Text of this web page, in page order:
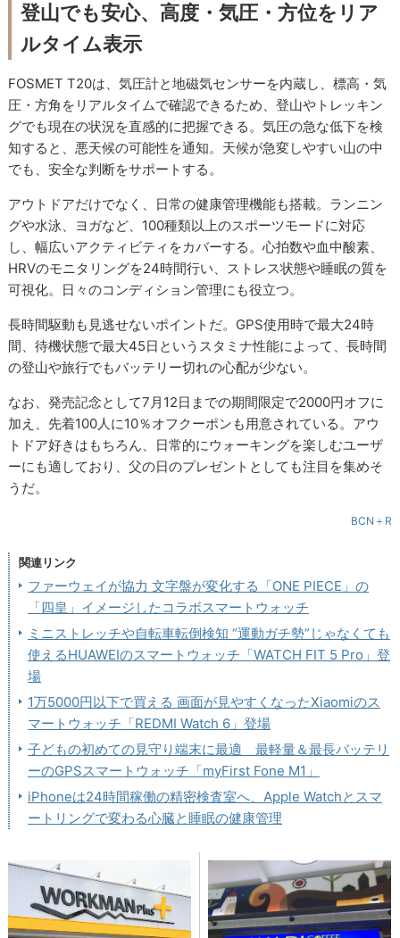
登山でも安心、高度・気圧・方位をリア
ルタイム表示
FOSMET T20は、気圧計と地磁気センサーを内蔵し、標高・気
圧・方角をリアルタイムで確認できるため、登山やトレッキン
グでも現在の状況を直感的に把握できる。気圧の急な低下を検
知すると、悪天候の可能性を通知。天候が急変しやすい山の中
でも、安全な判断をサポートする。
アウトドアだけでなく、日常の健康管理機能も搭載。ランニン
グや水泳、ヨガなど、100種類以上のスポーツモードに対応
し、幅広いアクティビティをカバーする。心拍数や血中酸素、
HRVのモニタリングを24時間行い、ストレス状態や睡眠の質を
可視化。日々のコンディション管理にも役立つ。
長時間駆動も見逃せないポイントだ。GPS使用時で最大24時
間、待機状態で最大45日というスタミナ性能によって、長時間
の登山や旅行でもバッテリー切れの心配が少ない。
なお、発売記念として7月12日までの期間限定で2000円オフに
加え、先着100人に10％オフクーポンも用意されている。アウ
トドア好きはもちろん、日常的にウォーキングを楽しむユーザ
ーにも適しており、父の日のプレゼントとしても注目を集めそ
うだ。
BCN＋R
関連リンク
ファーウェイが協力 文字盤が変化する「ONE PIECE」の
「四皇」イメージしたコラボスマートウォッチ
ミニストレッチや自転車転倒検知 “運動ガチ勢”じゃなくても
使えるHUAWEIのスマートウォッチ「WATCH FIT 5 Pro」登
場
1万5000円以下で買える 画面が見やすくなったXiaomiのス
マートウォッチ「REDMI Watch 6」登場
子どもの初めての見守り端末に最適 最軽量＆最長バッテリ
ーのGPSスマートウォッチ「myFirst Fone M1」
iPhoneは24時間稼働の精密検査室へ、Apple Watchとスマ
ートリングで変わる心臓と睡眠の健康管理